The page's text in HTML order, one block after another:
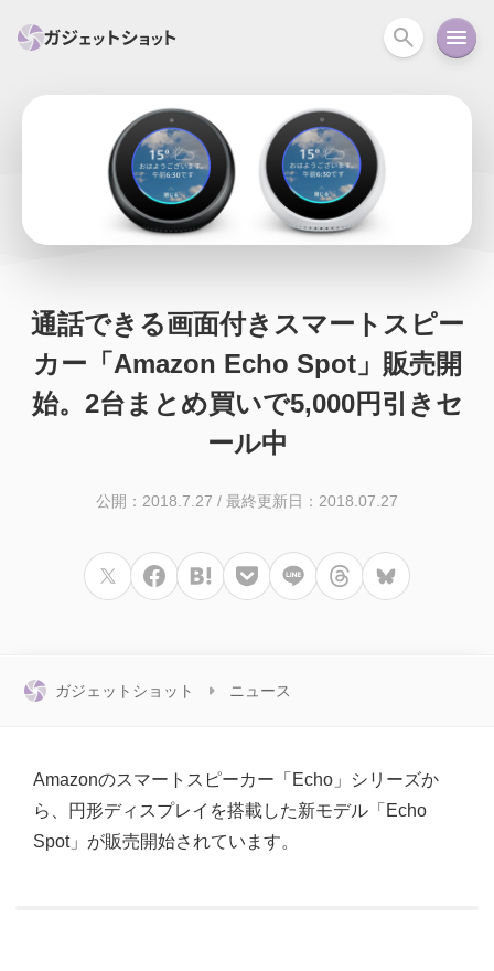
スマホ PC関連 カメラ
セール情報 スマートホーム アクションカメラ
ガイド ニュース オーディオ 周辺機器
通話できる画面付きスマートスピー
カー「Amazon Echo Spot」販売開
始。2台まとめ買いで5,000円引きセ
ール中
公開：2018.7.27 / 最終更新日：2018.07.27
ガジェットショット ニュース
Amazonのスマートスピーカー「Echo」シリーズか
ら、円形ディスプレイを搭載した新モデル「Echo
Spot」が販売開始されています。